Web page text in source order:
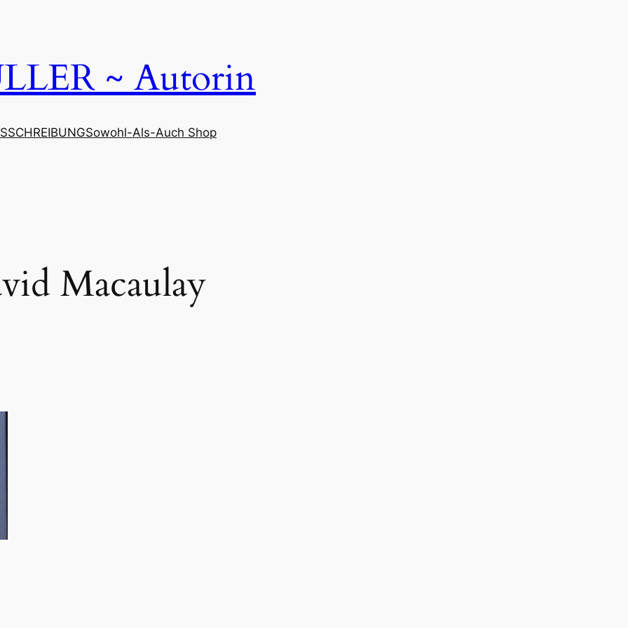
~ Autorin
Sowohl-Als-Auch Shop
Macaulay